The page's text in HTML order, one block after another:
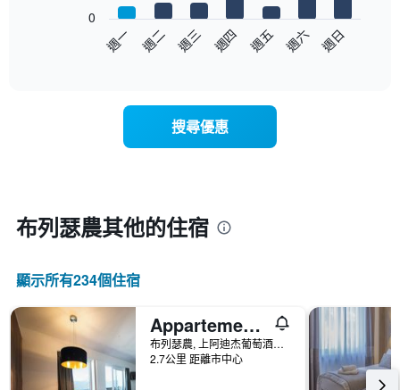
房
間
價
此
圖
表
週一 週二 週三 週四 週五 週六 週日
0
搜尋優惠
布列瑟農​其他的住宿
顯示所有234​個住宿
Appartements Bergheim St Andrä bei Brixen
布列瑟農, 上阿迪杰葡萄酒產區, 義大利
2.7公里 距離市中心